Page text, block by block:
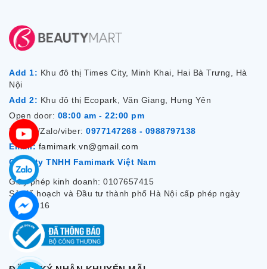
Add 1: Khu đô thị Times City, Minh Khai, Hai Bà Trưng, Hà
Nội
Add 2: Khu đô thị Ecopark, Văn Giang, Hưng Yên
Open door: 08:00 am - 22:00 pm
Hotline/Zalo/viber: 0977147268 - 0988797138
Email: famimark.vn@gmail.com
Công ty TNHH Famimark Việt Nam
Giấy phép kinh doanh: 0107657415
Sở Kế hoạch và Đầu tư thành phố Hà Nội cấp phép ngày
7/12/2016